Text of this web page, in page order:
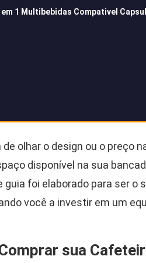
1 Multibebidas Compativel
olhar o design ou o preço
disponível na sua
foi elaborado para ser o
você a investir em um
sua